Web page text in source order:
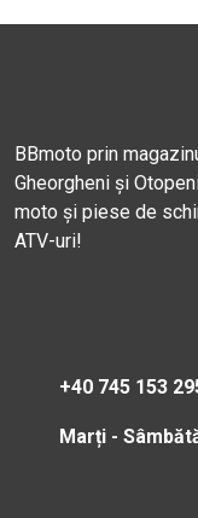
BBmoto prin
Gheorgheni și
moto și piese de
ATV-uri!
+40 745 153
Marți -